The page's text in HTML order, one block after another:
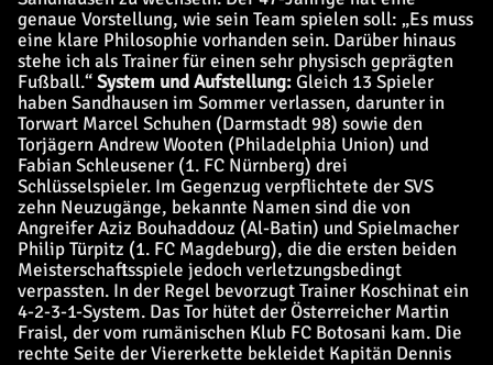
genaue Vorstellung, wie sein Team spielen soll: „Es muss
eine klare Philosophie vorhanden sein. Darüber hinaus
stehe ich als Trainer für einen sehr physisch geprägten
Fußball.“System und Aufstellung:Gleich 13 Spieler
haben Sandhausen im Sommer verlassen, darunter in
Torwart Marcel Schuhen (Darmstadt 98) sowie den
Torjägern Andrew Wooten (Philadelphia Union) und
Fabian Schleusener (1. FC Nürnberg) drei
Schlüsselspieler. Im Gegenzug verpflichtete der SVS
zehn Neuzugänge, bekannte Namen sind die von
Angreifer Aziz Bouhaddouz (Al-Batin) und Spielmacher
Philip Türpitz (1. FC Magdeburg), die die ersten beiden
Meisterschaftsspiele jedoch verletzungsbedingt
verpassten. In der Regel bevorzugt Trainer Koschinat ein
4-2-3-1-System. Das Tor hütet der Österreicher Martin
Fraisl, der vom rumänischen Klub FC Botosani kam. Die
rechte Seite der Viererkette bekleidet Kapitän Dennis